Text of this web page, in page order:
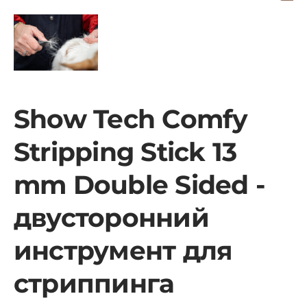
Show Tech Comfy
Stripping Stick 13
mm Double Sided -
двусторонний
инструмент для
стриппинга